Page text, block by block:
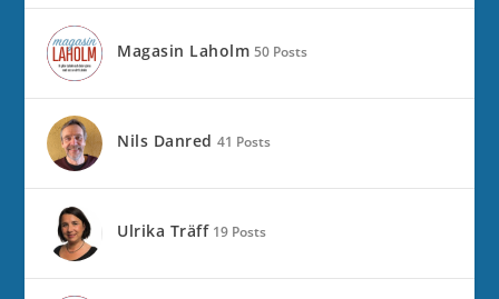
Magasin Laholm 50 Posts
Nils Danred 41 Posts
Ulrika Träff 19 Posts